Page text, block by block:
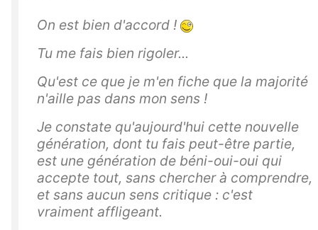
On est bien d'accord !
Tu me fais bien rigoler...
Qu'est ce que je m'en fiche que la majorité
n'aille pas dans mon sens !
Je constate qu'aujourd'hui cette nouvelle
génération, dont tu fais peut-être partie,
est une génération de béni-oui-oui qui
accepte tout, sans chercher à comprendre,
et sans aucun sens critique : c'est
vraiment affligeant.